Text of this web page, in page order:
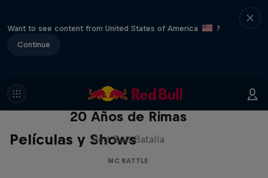
Want to see content from United States of America
?
Continue
Películas y Shows
Red Bull Batalla Nueva Historia:
20 Años de Rimas
Red Bull Batalla
MC BATTLE